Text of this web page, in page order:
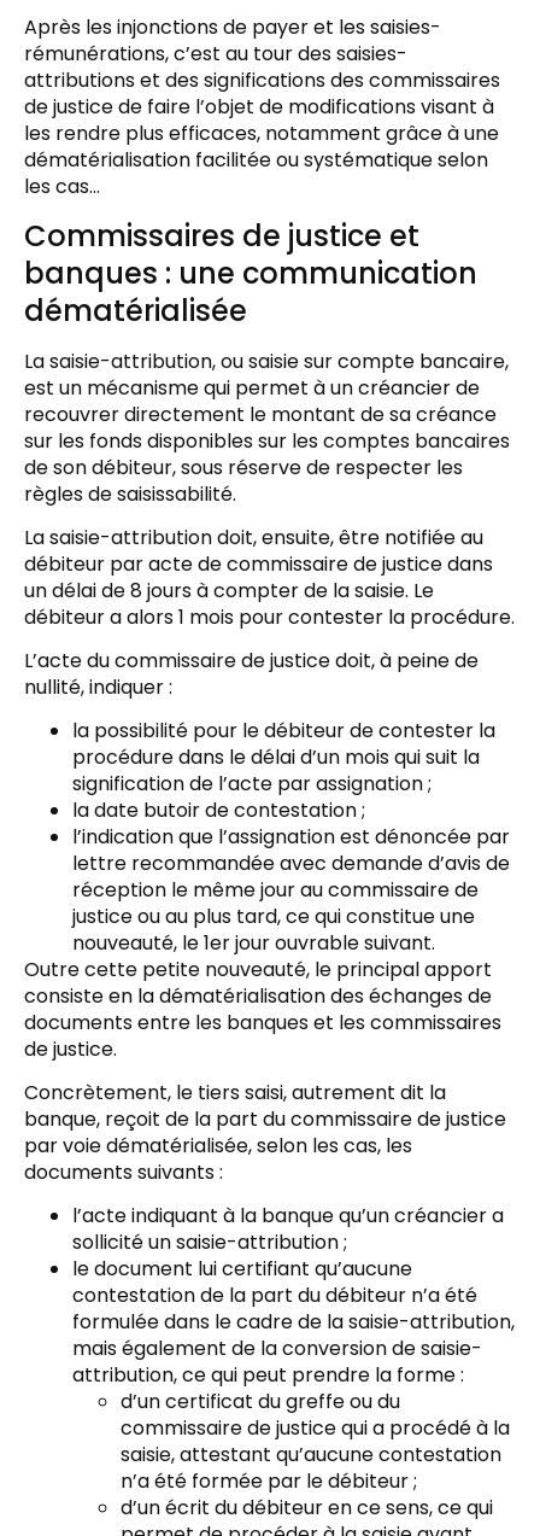
Après les injonctions de payer et les saisies-
rémunérations, c’est au tour des saisies-
attributions et des significations des commissaires
de justice de faire l’objet de modifications visant à
les rendre plus efficaces, notamment grâce à une
dématérialisation facilitée ou systématique selon
les cas…
Commissaires de justice et
banques : une communication
dématérialisée
La saisie-attribution, ou saisie sur compte bancaire,
est un mécanisme qui permet à un créancier de
recouvrer directement le montant de sa créance
sur les fonds disponibles sur les comptes bancaires
de son débiteur, sous réserve de respecter les
règles de saisissabilité.
La saisie-attribution doit, ensuite, être notifiée au
débiteur par acte de commissaire de justice dans
un délai de 8 jours à compter de la saisie. Le
débiteur a alors 1 mois pour contester la procédure.
L’acte du commissaire de justice doit, à peine de
nullité, indiquer :
la possibilité pour le débiteur de contester la
procédure dans le délai d’un mois qui suit la
signification de l’acte par assignation ;
la date butoir de contestation ;
l’indication que l’assignation est dénoncée par
lettre recommandée avec demande d’avis de
réception le même jour au commissaire de
justice ou au plus tard, ce qui constitue une
nouveauté, le 1er jour ouvrable suivant.
Outre cette petite nouveauté, le principal apport
consiste en la dématérialisation des échanges de
documents entre les banques et les commissaires
de justice.
Concrètement, le tiers saisi, autrement dit la
banque, reçoit de la part du commissaire de justice
par voie dématérialisée, selon les cas, les
documents suivants :
l’acte indiquant à la banque qu’un créancier a
sollicité un saisie-attribution ;
le document lui certifiant qu’aucune
contestation de la part du débiteur n’a été
formulée dans le cadre de la saisie-attribution,
mais également de la conversion de saisie-
attribution, ce qui peut prendre la forme :
d’un certificat du greffe ou du
commissaire de justice qui a procédé à la
saisie, attestant qu’aucune contestation
n’a été formée par le débiteur ;
d’un écrit du débiteur en ce sens, ce qui